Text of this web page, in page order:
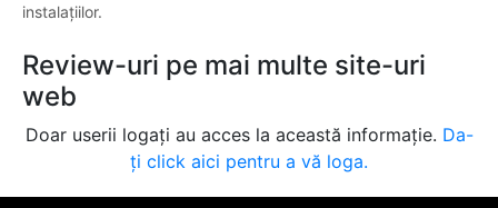
instalațiilor.
Review-uri pe mai multe site-uri
web
Doar userii logați au acces la această informație. Da-
ți click aici pentru a vă loga.